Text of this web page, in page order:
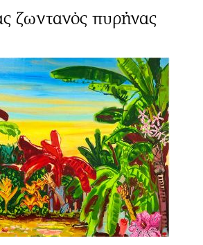
ζωντανός πυρήνας